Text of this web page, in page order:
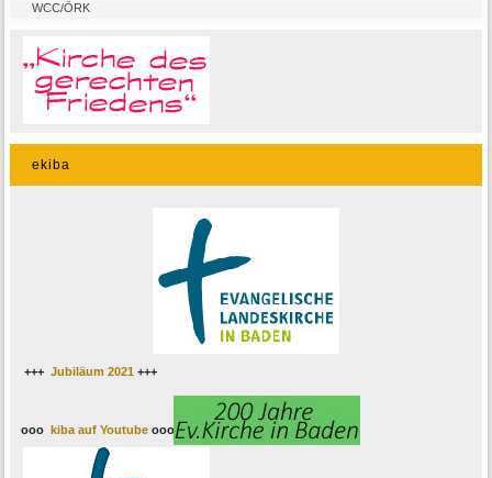
WCC/ÖRK
ekiba
+++Jubiläum 2021 +++
ooo kiba auf Youtube ooo